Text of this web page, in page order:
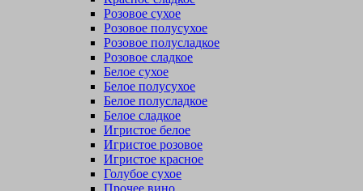
Розовое сухое
Розовое полусухое
Розовое полусладкое
Розовое сладкое
Белое сухое
Белое полусухое
Белое полусладкое
Белое сладкое
Игристое белое
Игристое розовое
Игристое красное
Голубое сухое
Прочее вино